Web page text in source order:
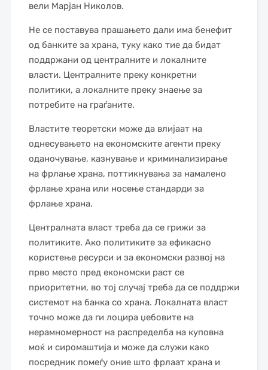
вели Марјан Николов.
Не се поставува прашањето дали има бенефит
од банките за храна, туку како тие да бидат
поддржани од централните и локалните
власти. Централните преку конкретни
политики, а локалните преку знаење за
потребите на граѓаните.
Властите теоретски може да влијаат на
однесувањето на економските агенти преку
оданочување, казнување и криминализирање
на фрлање храна, поттикнувања за намалено
фрлање храна или носење стандарди за
фрлање храна.
Централната власт треба да се грижи за
политиките. Ако политиките за ефикасно
користење ресурси и за економски развој на
прво место пред економски раст се
приоритетни, во тој случај треба да се поддржи
системот на банка со храна. Локалната власт
точно може да ги лоцира џебовите на
нерамномерност на распределба на куповна
моќ и сиромаштија и може да служи како
посредник помеѓу оние што фрлаат храна и